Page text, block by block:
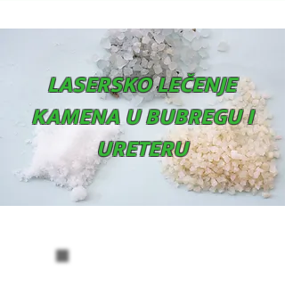
LASERSKO LEČENJE
KAMENA U BUBREGU I
URETERU